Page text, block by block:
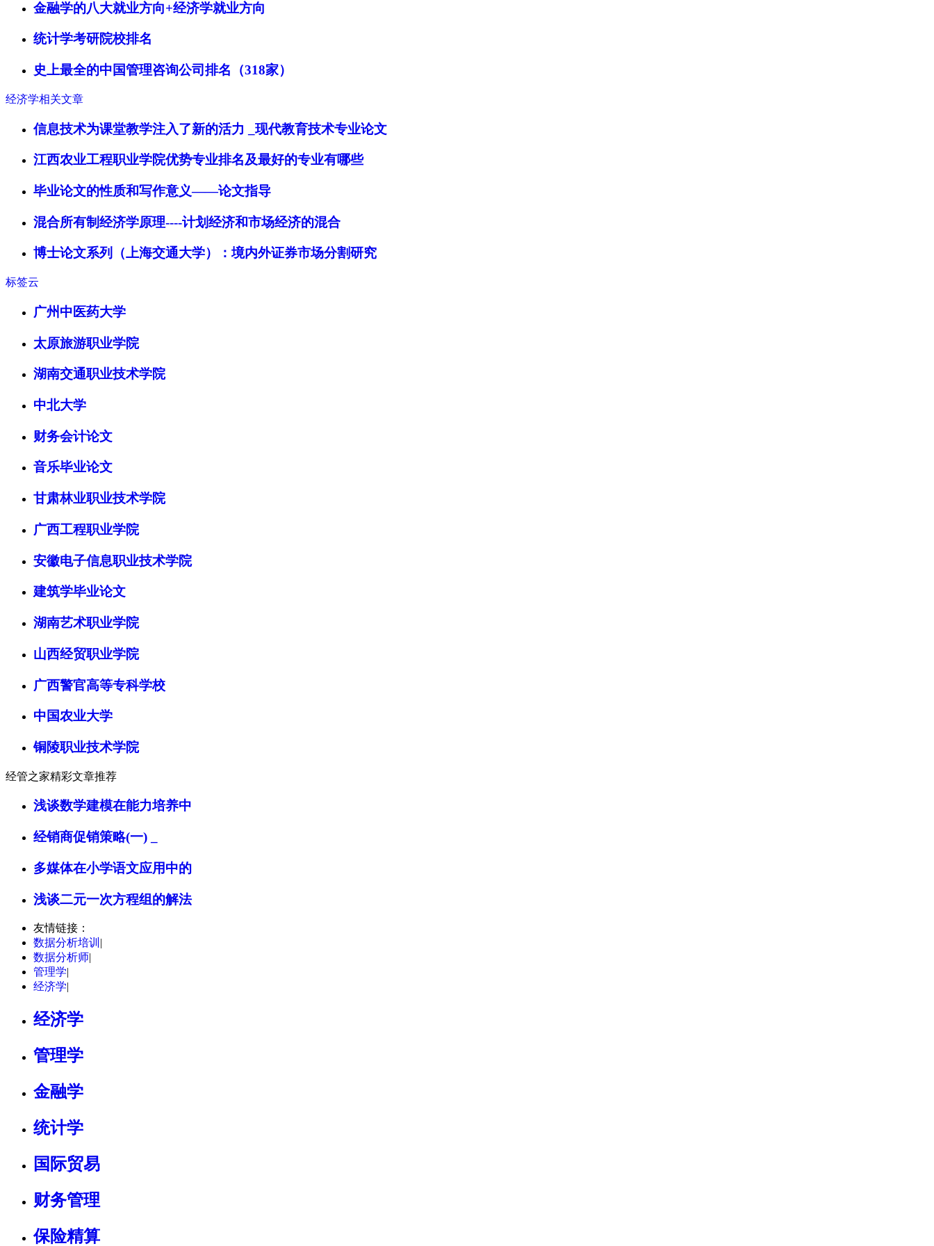
金融学的八大就业方向+经济学就业方向
统计学考研院校排名
史上最全的中国管理咨询公司排名（318家）
经济学相关文章
信息技术为课堂教学注入了新的活力 _现代教育技术专业论文
江西农业工程职业学院优势专业排名及最好的专业有哪些
毕业论文的性质和写作意义——论文指导
混合所有制经济学原理----计划经济和市场经济的混合
博士论文系列（上海交通大学）：境内外证券市场分割研究
标签云
广州中医药大学
太原旅游职业学院
湖南交通职业技术学院
中北大学
财务会计论文
音乐毕业论文
甘肃林业职业技术学院
广西工程职业学院
安徽电子信息职业技术学院
建筑学毕业论文
湖南艺术职业学院
山西经贸职业学院
广西警官高等专科学校
中国农业大学
铜陵职业技术学院
经管之家精彩文章推荐
浅谈数学建模在能力培养中
经销商促销策略(一) _
多媒体在小学语文应用中的
浅谈二元一次方程组的解法
友情链接：
数据分析培训 |
数据分析师|
管理学|
经济学|
经济学
管理学
金融学
统计学
国际贸易
财务管理
保险精算